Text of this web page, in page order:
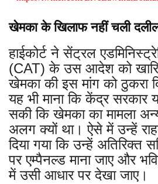
खेमका के खिलाफ नहीं चली
हाईकोर्ट ने सेंट्रल
(CAT) के उस आदेश को
खेमका की इस मांग को ठुकरा
यह भी माना कि केंद्र सरकार
सकी कि खेमका का मामला
अलग क्यों था। ऐसे में उन्हें
दिया गया कि उन्हें अतिरिक्त
पर एम्पैनल्ड माना जाए और
में उसी आधार पर देखा जाए।